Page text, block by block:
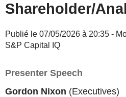
Shareholder/
Publié le 07/05/2026 à 20:35 -
S&P Capital IQ
Presenter Speech
Gordon Nixon (Executives)